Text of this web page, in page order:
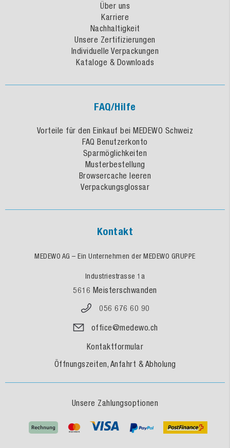
Über uns
Karriere
Nachhaltigkeit
Unsere Zertifizierungen
Individuelle Verpackungen
Kataloge & Downloads
FAQ/Hilfe
Vorteile für den Einkauf bei MEDEWO Schweiz
FAQ Benutzerkonto
Sparmöglichkeiten
Musterbestellung
Browsercache leeren
Verpackungsglossar
Kontakt
MEDEWO AG – Ein Unternehmen der MEDEWO GRUPPE
Industriestrasse 1a
5616 Meisterschwanden
056 676 60 90
office@medewo.ch
Kontaktformular
Öffnungszeiten, Anfahrt & Abholung
Unsere Zahlungsoptionen